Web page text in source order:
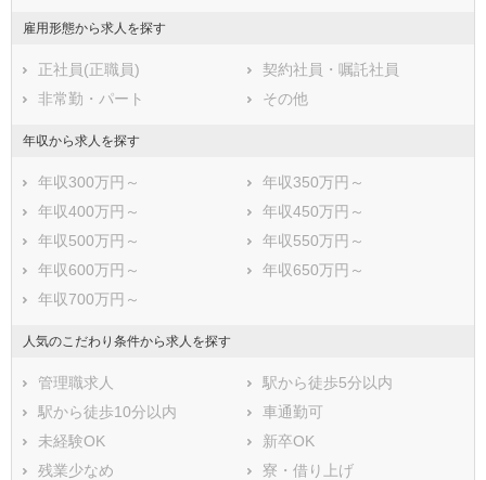
鹿児島県
雇用形態から求人を探す
正社員(正職員)
契約社員・嘱託社員
非常勤・パート
その他
年収から求人を探す
年収300万円～
年収350万円～
年収400万円～
年収450万円～
年収500万円～
年収550万円～
年収600万円～
年収650万円～
年収700万円～
人気のこだわり条件から求人を探す
管理職求人
駅から徒歩5分以内
駅から徒歩10分以内
車通勤可
未経験OK
新卒OK
残業少なめ
寮・借り上げ